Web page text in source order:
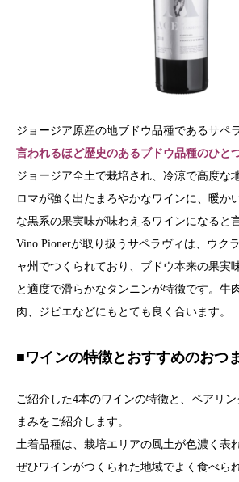
ジョージア原産の地ブドウ品種であるサペ
言われるほど歴史のあるブドウ品種のひと
ジョージア全土で栽培され、冷涼で高度な
ロマが強く出たまろやかなワインに、暖か
な黒系の果実味が味わえるワインになると
Vino Pionerが取り扱うサペラヴィは、ウク
ャ州でつくられており、 ブドウ本来の果実
と適度で滑らかなタンニンが特徴です。牛
肉、ジビエなどにもとても良く合います。
■ワインの特徴とおすすめのおつ
ご紹介した4本のワインの特徴と、ペアリ
まみをご紹介します。
土着品種は、栽培エリアの風土が色濃く表
ぜひワインがつくられた地域でよく食べら